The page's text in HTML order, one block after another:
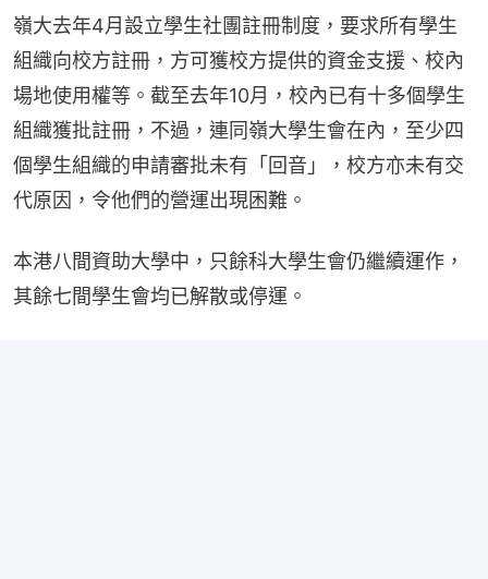
嶺大去年4月設立學生社團註冊制度，要求所有學生
組織向校方註冊，方可獲校方提供的資金支援、校內
場地使用權等。截至去年10月，校內已有十多個學生
組織獲批註冊，不過，連同嶺大學生會在內，至少四
個學生組織的申請審批未有「回音」，校方亦未有交
代原因，令他們的營運出現困難。
本港八間資助大學中，只餘科大學生會仍繼續運作，
其餘七間學生會均已解散或停運。